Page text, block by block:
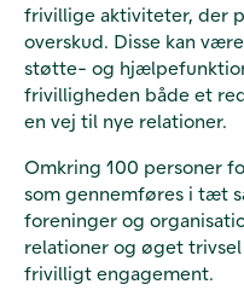
frivillige aktiviteter, der
overskud. Disse kan
støtte- og
frivilligheden både et
en vej til nye relationer.
Omkring 100 personer
som gennemføres i tæt
foreninger og
relationer og øget
frivilligt engagement.